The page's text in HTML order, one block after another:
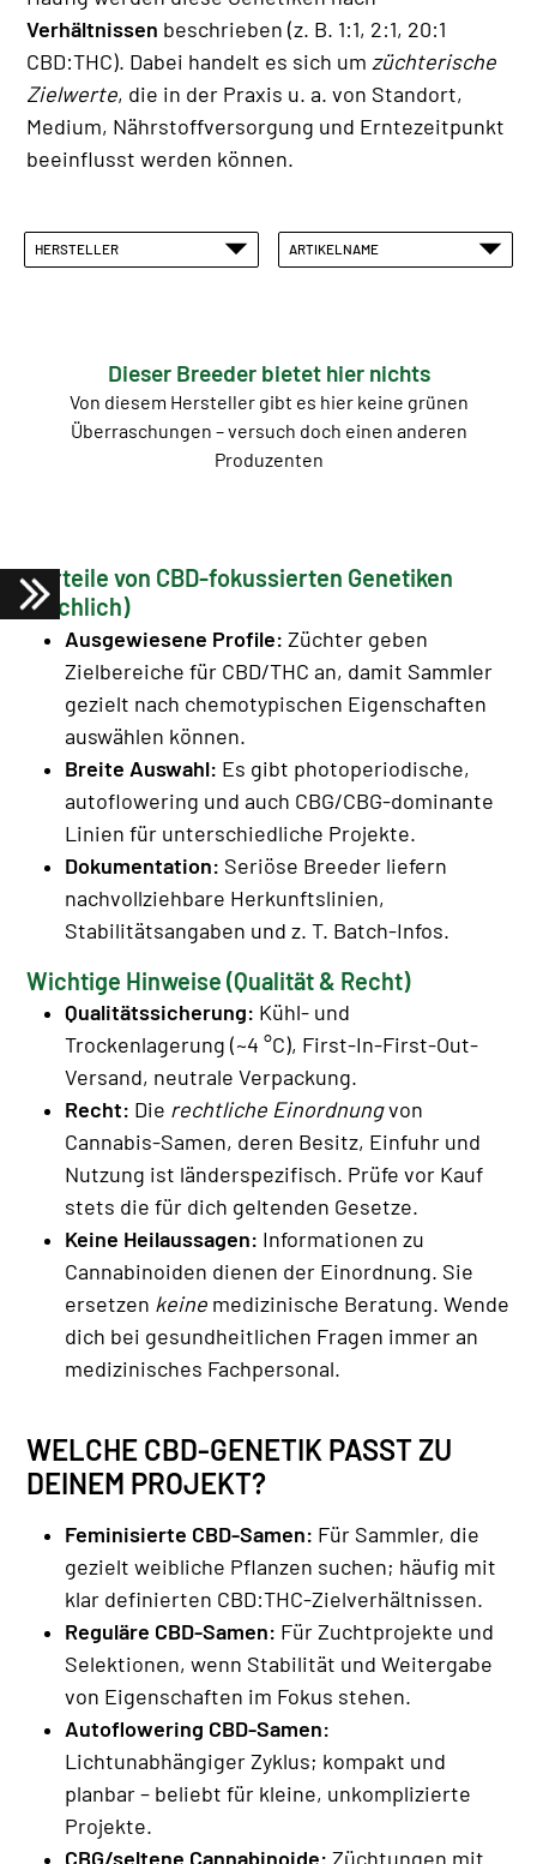
Verhältnissen beschrieben (z. B. 1:1, 2:1, 20:1
CBD:THC). Dabei handelt es sich um züchterische
Zielwerte, die in der Praxis u. a. von Standort,
Medium, Nährstoffversorgung und Erntezeitpunkt
beeinflusst werden können.
HERSTELLER ARTIKELNAME
Dieser Breeder bietet hier nichts
Von diesem Hersteller gibt es hier keine grünen
Überraschungen – versuch doch einen anderen
Produzenten
Vorteile von CBD-fokussierten Genetiken
(sachlich)
Ausgewiesene Profile: Züchter geben
Zielbereiche für CBD/THC an, damit Sammler
gezielt nach chemotypischen Eigenschaften
auswählen können.
Breite Auswahl: Es gibt photoperiodische,
autoflowering und auch CBG/CBG-dominante
Linien für unterschiedliche Projekte.
Dokumentation: Seriöse Breeder liefern
nachvollziehbare Herkunftslinien,
Stabilitätsangaben und z. T. Batch-Infos.
Wichtige Hinweise (Qualität & Recht)
Qualitätssicherung: Kühl- und
Trockenlagerung (~4 °C), First-In-First-Out-
Versand, neutrale Verpackung.
Recht: Die rechtliche Einordnungvon
Cannabis-Samen, deren Besitz, Einfuhr und
Nutzung ist länderspezifisch. Prüfe vor Kauf
stets die für dich geltenden Gesetze.
Keine Heilaussagen: Informationen zu
Cannabinoiden dienen der Einordnung. Sie
ersetzen keine medizinische Beratung. Wende
dich bei gesundheitlichen Fragen immer an
medizinisches Fachpersonal.
WELCHE CBD-GENETIK PASST ZU
DEINEM PROJEKT?
Feminisierte CBD-Samen: Für Sammler, die
gezielt weibliche Pflanzen suchen; häufig mit
klar definierten CBD:THC-Zielverhältnissen.
Reguläre CBD-Samen: Für Zuchtprojekte und
Selektionen, wenn Stabilität und Weitergabe
von Eigenschaften im Fokus stehen.
Autoflowering CBD-Samen:
Lichtunabhängiger Zyklus; kompakt und
planbar – beliebt für kleine, unkomplizierte
Projekte.
CBG/seltene Cannabinoide: Züchtungen mit